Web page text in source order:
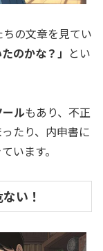
の文章を見てい
のかな？」 とい
ルもあり、不正
たり、内申書に
います。
い！